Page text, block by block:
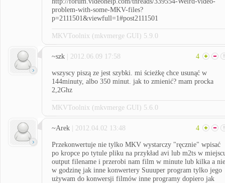
problem-with-some-MKV-files?
p=2111501&viewfull=1#post2111501
MKVToolnix (mkvmerge GUI) 5.9.0
~szk | 2012.06.09 17:58 4
wszyscy piszą ze jest szybki. mi ścieżkę chce usunąć w
144minuty, albo 350 minut. jak to zmienić? mam procka
2,2Ghz
MKVToolnix (mkvmerge GUI) 5.6.0
~Arek | 2012.04.02 13:48 4
Przekonwertuje nie tylko MKV wystarczy "ręcznie" wpisać
po kropce po tytule pliku na przykład avi lub m2ts w
output filename i przerobi nam film w minute lub kilka a nie
w godzinę jak inne konwertery Suuuper program tylko jego
używam do konwersji filmów inne programy dopiero jak